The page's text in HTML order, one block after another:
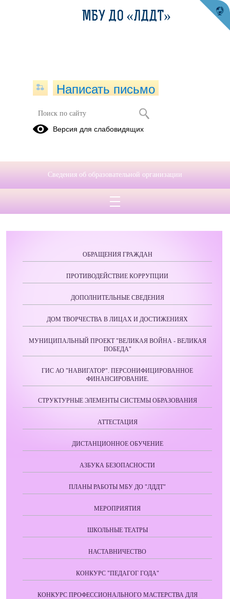
Структурные элементы системы
образования
ОБРАЩЕНИЯ ГРАЖДАН
ПРОТИВОДЕЙСТВИЕ КОРРУПЦИИ
ДОПОЛНИТЕЛЬНЫЕ СВЕДЕНИЯ
ДОМ ТВОРЧЕСТВА В ЛИЦАХ И ДОСТИЖЕНИЯХ
МУНИЦИПАЛЬНЫЙ ПРОЕКТ "ВЕЛИКАЯ ВОЙНА - ВЕЛИКАЯ
ПОБЕДА"
ГИС АО "НАВИГАТОР". ПЕРСОНИФИЦИРОВАННОЕ
ФИНАНСИРОВАНИЕ.
СТРУКТУРНЫЕ ЭЛЕМЕНТЫ СИСТЕМЫ ОБРАЗОВАНИЯ
АТТЕСТАЦИЯ
ДИСТАНЦИОННОЕ ОБУЧЕНИЕ
АЗБУКА БЕЗОПАСНОСТИ
ПЛАНЫ РАБОТЫ МБУ ДО "ЛДДТ"
МЕРОПРИЯТИЯ
ШКОЛЬНЫЕ ТЕАТРЫ
НАСТАВНИЧЕСТВО
КОНКУРС "ПЕДАГОГ ГОДА"
КОНКУРС ПРОФЕССИОНАЛЬНОГО МАСТЕРСТВА ДЛЯ
МБУ ДО «ЛДДТ»
Написать письмо
Версия для слабовидящих
Сведения об образовательной организации